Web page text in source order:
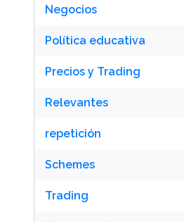
Negocios
Política educativa
Precios y Trading
Relevantes
repetición
Schemes
Trading